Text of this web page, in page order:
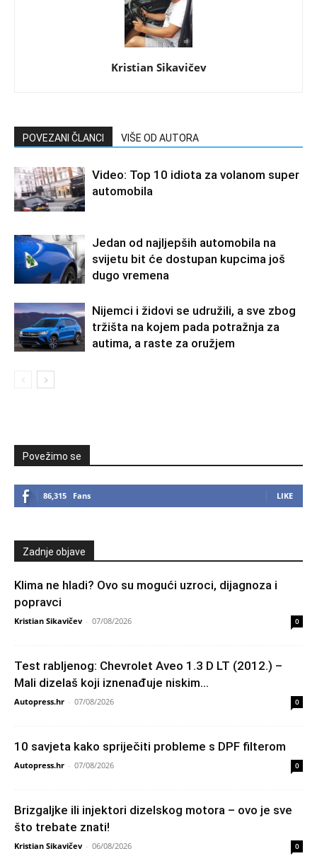
Kristian Sikavičev
POVEZANI ČLANCI VIŠE OD AUTORA
Video: Top 10 idiota za volanom super
automobila
Jedan od najljepših automobila na
svijetu bit će dostupan kupcima još
dugo vremena
Nijemci i židovi se udružili, a sve zbog
tržišta na kojem pada potražnja za
autima, a raste za oružjem
Povežimo se
86,315 Fans LIKE
Zadnje objave
Klima ne hladi? Ovo su mogući uzroci, dijagnoza i
popravci
Kristian Sikavičev - 07/08/2026 0
Test rabljenog: Chevrolet Aveo 1.3 D LT (2012.) –
Mali dizelaš koji iznenađuje niskim...
Autopress.hr - 07/08/2026 0
10 savjeta kako spriječiti probleme s DPF filterom
Autopress.hr - 07/08/2026 0
Brizgaljke ili injektori dizelskog motora – ovo je sve
što trebate znati!
Kristian Sikavičev - 06/08/2026 0